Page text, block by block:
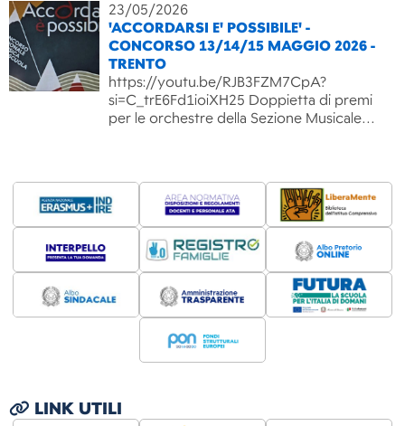
23/05/2026
'ACCORDARSI E' POSSIBILE' -
CONCORSO 13/14/15 MAGGIO 2026 -
TRENTO
https://youtu.be/RJB3FZM7CpA?
si=C_trE6Fd1ioiXH25 Doppietta di premi
per le orchestre della Sezione Musicale…
LINK UTILI